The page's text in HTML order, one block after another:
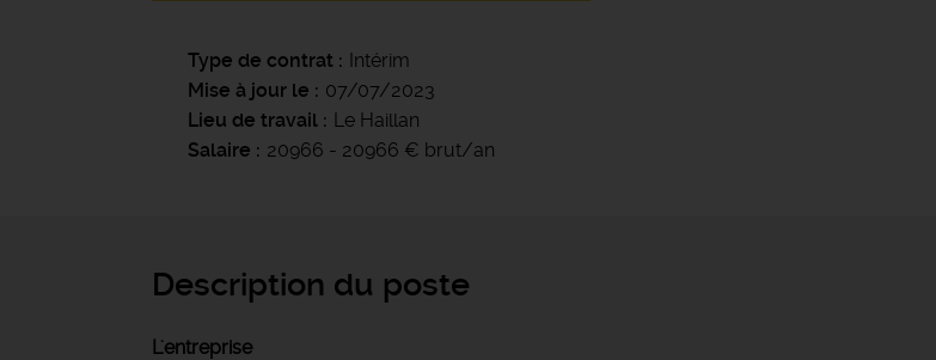
Type de contrat
Intérim
Mise à jour le
07/07/2023
Lieu de travail
Le Haillan
Salaire
20966 - 20966 € brut/an
Description du poste
L'entreprise